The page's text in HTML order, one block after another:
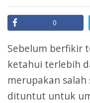
0
Sebelum berfikir
ketahui terlebih
merupakan
dituntut untuk